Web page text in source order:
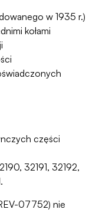
w 1935 r.)
kołami
części
32191, 32192,
07752) nie